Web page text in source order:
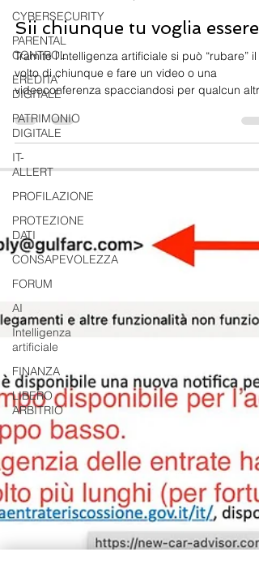
CYBERSECURITY
PARENTAL
CONTROL
EREDITA'
DIGITALE
PATRIMONIO
DIGITALE
IT-
ALLERT
PROFILAZIONE
PROTEZIONE
DATI
CONSAPEVOLEZZA
FORUM
AI
Intelligenza
artificiale
FINANZA
LIBERO
ARBITRIO
Valentino Pavan
10 set 2024
Tempo di lettura: 3 min
Sii chiunque tu voglia essere!
Tramite l'intelligenza artificiale si può “rubare” il
videoconferenza spacciandosi per qualcun altro